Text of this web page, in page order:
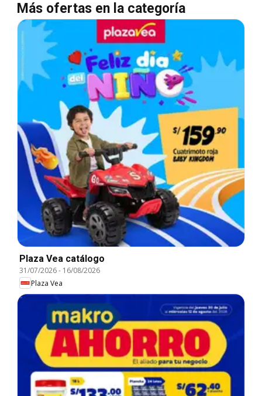
Más ofertas en la categoría
Plaza Vea catálogo
31/07/2026- 16/08/2026
Plaza Vea